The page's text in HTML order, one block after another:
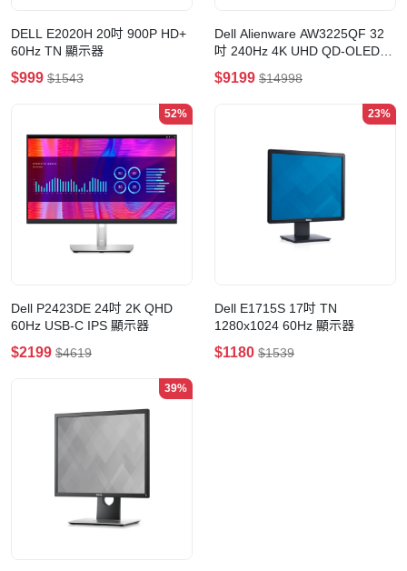
DELL E2020H 20吋 900P HD+
60Hz TN 顯示器
$999 $1543
Dell Alienware AW3225QF 32
吋 240Hz 4K UHD QD-OLED
Dolby Vision 1700R 曲面電競顯
示器
$9199 $14998
52%
Dell P2423DE 24吋 2K QHD
60Hz USB-C IPS 顯示器
$2199 $4619
23%
Dell E1715S 17吋 TN
1280x1024 60Hz 顯示器
$1180 $1539
39%